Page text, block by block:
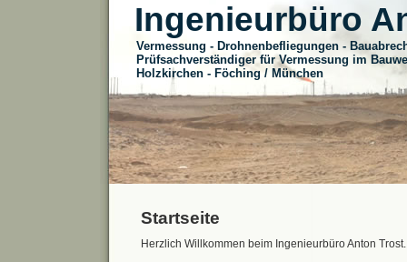
Ingenieurbüro
Vermessung - Drohnenbefliegungen -
Prüfsachverständiger für Vermessung im
Holzkirchen - Föching / München
Startseite
Herzlich Willkommen beim Ingenieurbüro Anton Trost.